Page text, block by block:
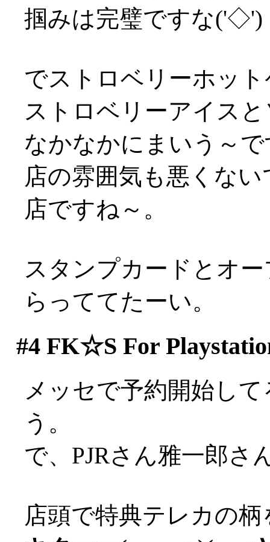
掴みは完璧ですな('◇')
でストロベリーホッ
ストロベリーアイス
なかなかにまいう～
店の雰囲気も悪くな
店ですね～。
スタンプカードとオ
らっててたーい。
#4FK☆S For
メッセで予約開始し
う。
で、PJRさん雅一郎さ
店頭で特典テレカ